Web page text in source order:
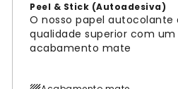
Peel & Stick (Autoadesiva)
O nosso papel autocolante
qualidade superior com um
acabamento mate